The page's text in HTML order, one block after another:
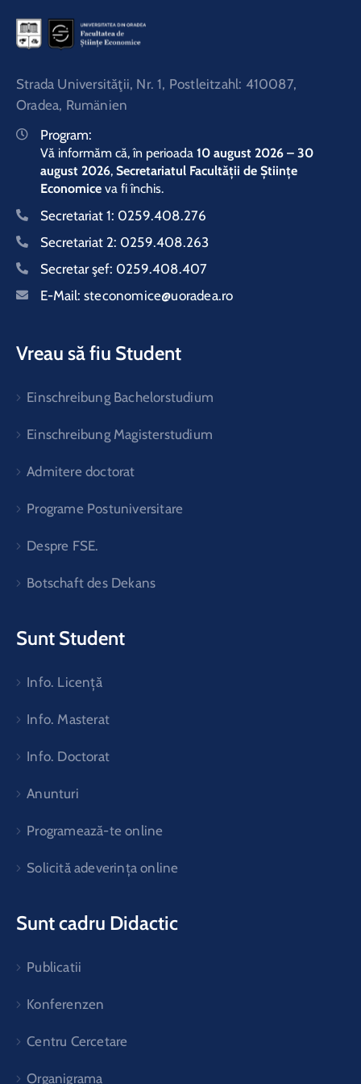
Strada Universităţii, Nr. 1, Postleitzahl: 410087,
Oradea, Rumänien
Program:
Vă informăm că, în perioada 10 august 2026 – 30
august 2026, Secretariatul Facultății de Științe
Economice va fi închis.
Secretariat 1: 0259.408.276
Secretariat 2: 0259.408.263
Secretar şef: 0259.408.407
E-Mail: steconomice@uoradea.ro
Vreau să fiu Student
Einschreibung Bachelorstudium
Einschreibung Magisterstudium
Admitere doctorat
Programe Postuniversitare
Despre FSE.
Botschaft des Dekans
Sunt Student
Info. Licență
Info. Masterat
Info. Doctorat
Anunturi
Programează-te online
Solicită adeverința online
Sunt cadru Didactic
Publicatii
Konferenzen
Centru Cercetare
Organigrama